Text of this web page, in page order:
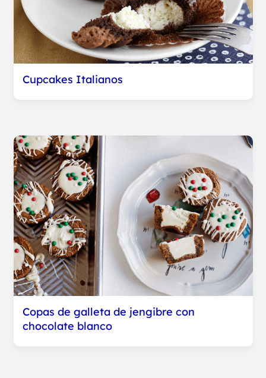
Cupcakes Italianos
Copas de galleta de jengibre con
chocolate blanco